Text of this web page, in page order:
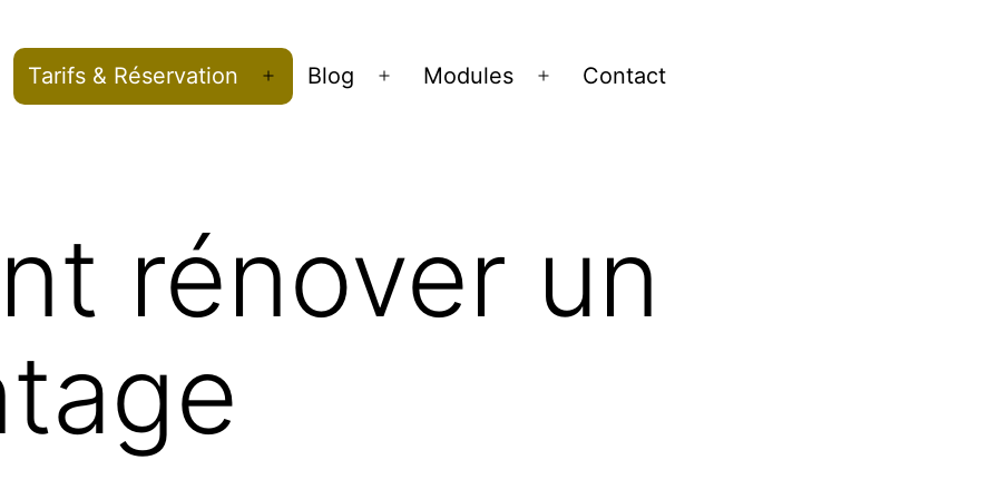
Tarifs & Réservation
Ouvrir
Blog
Ouvrir
Modules
Ouvrir
Contact
rénover un